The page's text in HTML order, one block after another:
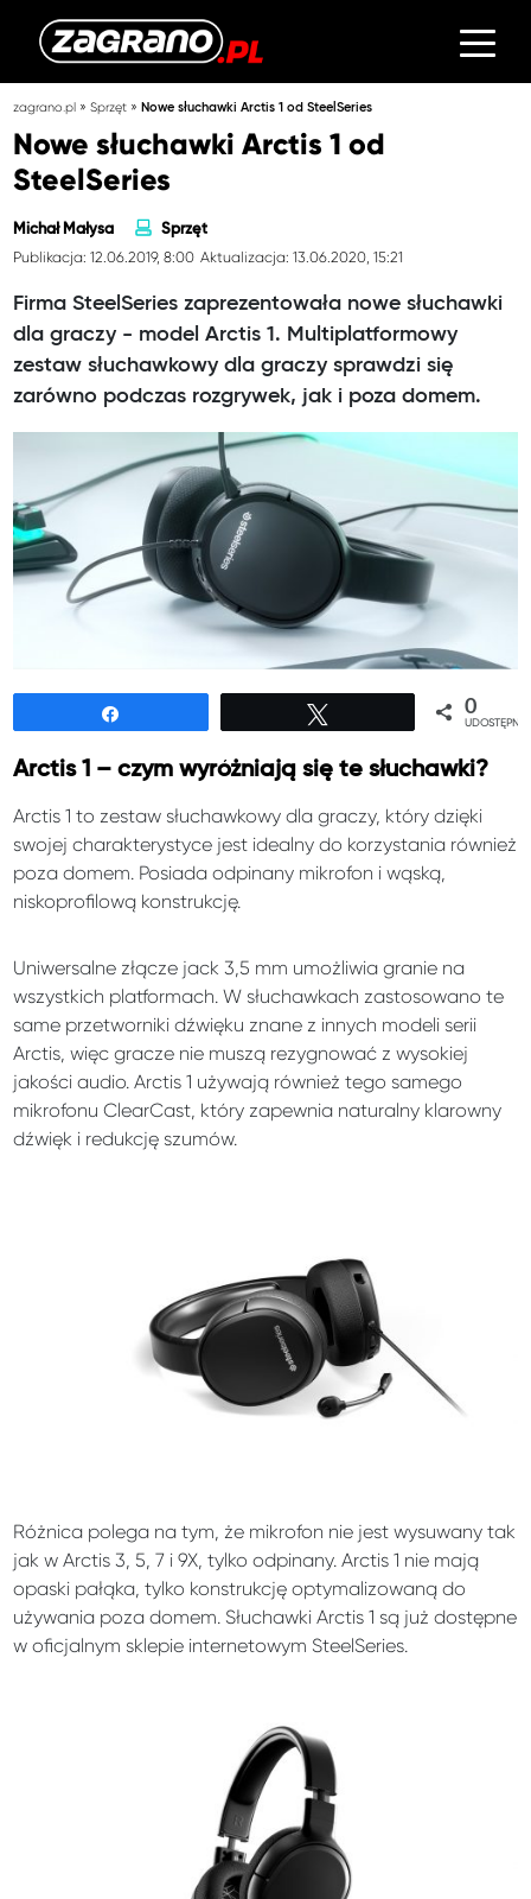
zagrano.pl »Sprzęt »Nowe słuchawki Arctis 1 od SteelSeries
Nowe słuchawki Arctis 1 od
SteelSeries
Michał Małysa Sprzęt
Publikacja: 12.06.2019, 8:00 Aktualizacja: 13.06.2020, 15:21
Firma SteelSeries zaprezentowała nowe słuchawki
dla graczy - model Arctis 1. Multiplatformowy
zestaw słuchawkowy dla graczy sprawdzi się
zarówno podczas rozgrywek, jak i poza domem.
0
Arctis 1 – czym wyróżniają się te słuchawki?
Arctis 1 to zestaw słuchawkowy dla graczy, który dzięki
swojej charakterystyce jest idealny do korzystania również
poza domem. Posiada odpinany mikrofon i wąską,
niskoprofilową konstrukcję.
Uniwersalne złącze jack 3,5 mm umożliwia granie na
wszystkich platformach. W słuchawkach zastosowano te
same przetworniki dźwięku znane z innych modeli serii
Arctis, więc gracze nie muszą rezygnować z wysokiej
jakości audio. Arctis 1 używają również tego samego
mikrofonu ClearCast, który zapewnia naturalny klarowny
dźwięk i redukcję szumów.
Różnica polega na tym, że mikrofon nie jest wysuwany tak
jak w Arctis 3, 5, 7 i 9X, tylko odpinany. Arctis 1 nie mają
opaski pałąka, tylko konstrukcję optymalizowaną do
używania poza domem. Słuchawki Arctis 1 są już dostępne
w oficjalnym sklepie internetowym SteelSeries.